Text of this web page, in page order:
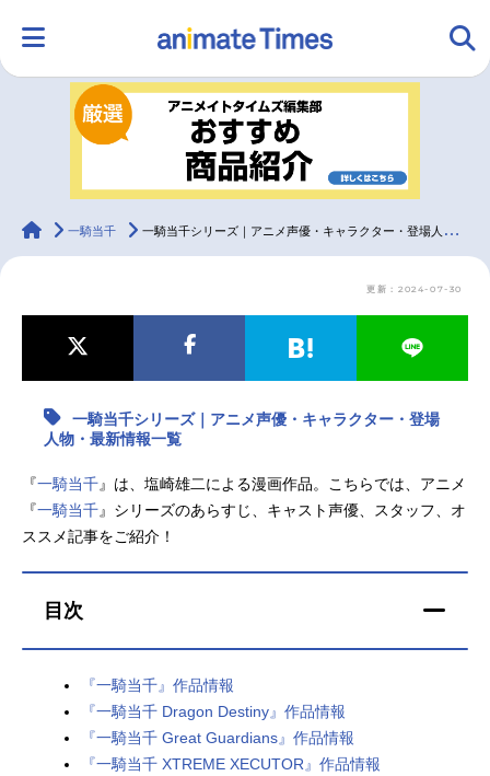
ランキング アニメ
ラジオ
最新記事一覧
アニメ記事一覧 声優記事一覧
アニメ映画一覧
今期アニメ曜日別一覧
春アニメ
男性声優/女性声優一覧
FOLLOW US
animateTimes
一騎当千 一騎当千シリーズ｜アニメ声優・キャラクター・登場人物・最新情報一覧
更新：2024-07-30
一騎当千シリーズ｜アニメ声優・キャラクター・登場
人物・最新情報一覧
『一騎当千』は、塩崎雄二による漫画作品。こちらでは、アニメ
『一騎当千』シリーズのあらすじ、キャスト声優、スタッフ、オ
ススメ記事をご紹介！
目次
『一騎当千』作品情報
『一騎当千 Dragon Destiny』作品情報
『一騎当千 Great Guardians』作品情報
『一騎当千 XTREME XECUTOR』作品情報